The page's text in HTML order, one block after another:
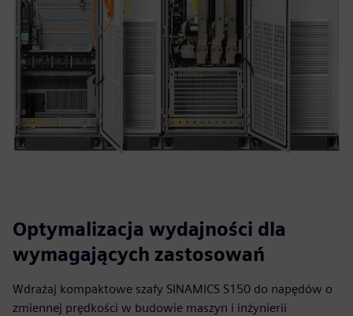
Optymalizacja wydajności dla
wymagających zastosowań
Wdrażaj kompaktowe szafy SINAMICS S150 do napędów o
zmiennej prędkości w budowie maszyn i inżynierii